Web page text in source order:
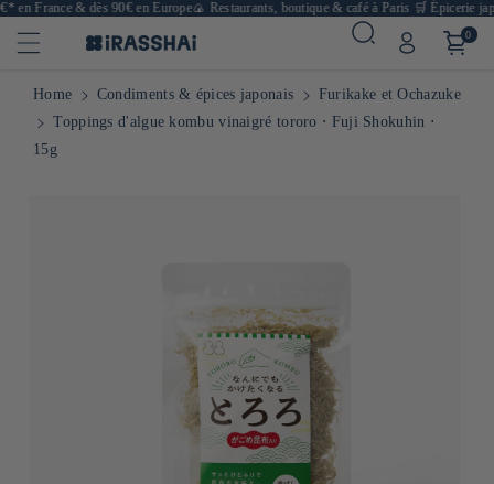
France & dès 90€ en Europe🍙 Restaurants, boutique & café à Paris🛒 Épicerie
0
Home Condiments & épices japonais
Furikake et Ochazuke
Toppings d'algue kombu vinaigré tororo ⋅ Fuji Shokuhin ⋅
15g